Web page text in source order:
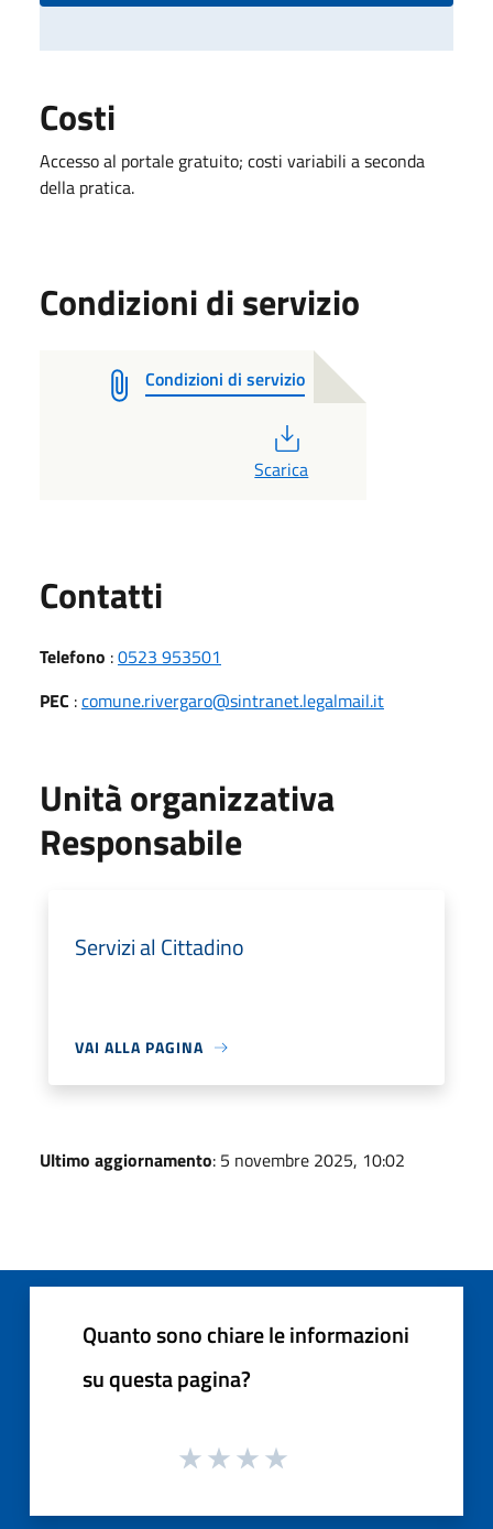
Costi
Accesso al portale gratuito; costi variabili a seconda
della pratica.
Condizioni di servizio
Condizioni di servizio
Scarica
Contatti
Telefono :0523 953501
PEC :comune.rivergaro@sintranet.legalmail.it
Unità organizzativa
Responsabile
Servizi al Cittadino
VAI ALLA PAGINA
Ultimo aggiornamento: 5 novembre 2025, 10:02
Quanto sono chiare le informazioni
su questa pagina?